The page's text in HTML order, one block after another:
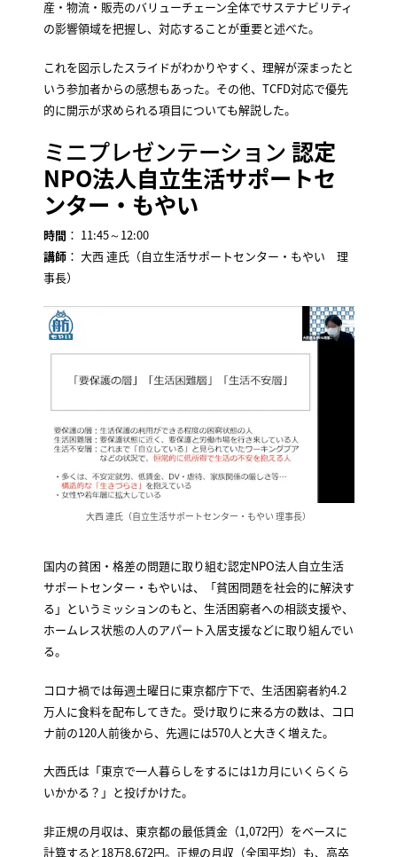
産・物流・販売のバリューチェーン全体でサステナビリティ
の影響領域を把握し、対応することが重要と述べた。
これを図示したスライドがわかりやすく、理解が深まったと
いう参加者からの感想もあった。その他、TCFD対応で優先
的に開示が求められる項目についても解説した。
ミニプレゼンテーション認定
NPO法人自立生活サポートセ
ンター・もやい
時間 ： 11:45～12:00
講師： 大西 連氏（自立生活サポートセンター・もやい 理
事長）
大西 連氏（自立生活サポートセンター・もやい 理事長）
国内の貧困・格差の問題に取り組む認定NPO法人自立生活
サポートセンター・もやいは、「貧困問題を社会的に解決す
る」というミッションのもと、生活困窮者への相談支援や、
ホームレス状態の人のアパート入居支援などに取り組んでい
る。
コロナ禍では毎週土曜日に東京都庁下で、生活困窮者約4.2
万人に食料を配布してきた。受け取りに来る方の数は、コロ
ナ前の120人前後から、先週には570人と大きく増えた。
大西氏は「東京で一人暮らしをするには1カ月にいくらくら
いかかる？」と投げかけた。
非正規の月収は、東京都の最低賃金（1,072円）をベースに
計算すると18万8,672円。正規の月収（全国平均）も、高卒